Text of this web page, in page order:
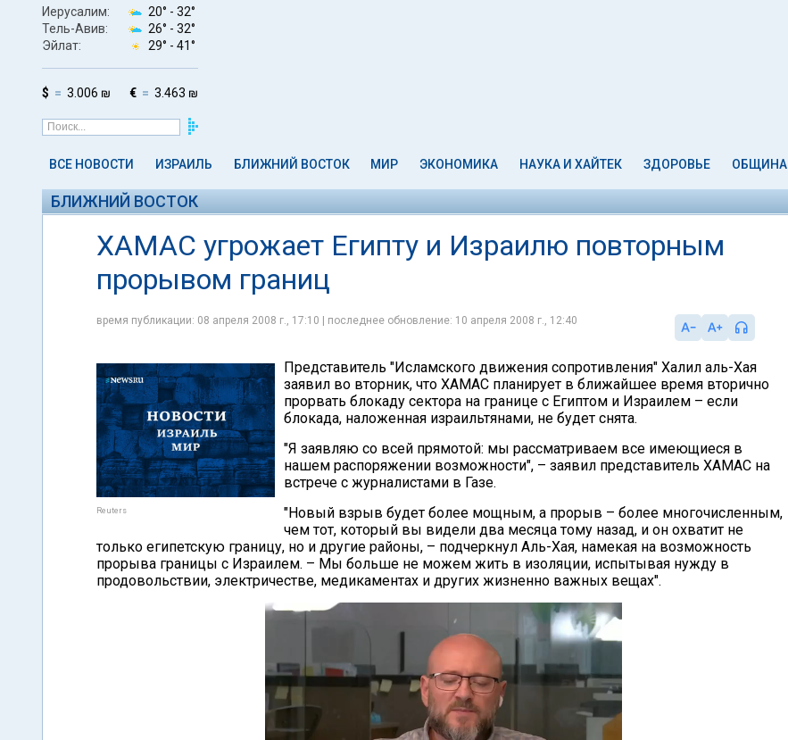
Иерусалим: 20° - 32°
Тель-Авив:
26° - 32°
Эйлат:
29° - 41°
$ 3.006 ₪ € 3.463 ₪
ВСЕ НОВОСТИ ИЗРАИЛЬ БЛИЖНИЙ ВОСТОК МИР ЭКОНОМИКА НАУКА И ХАЙТЕК ЗДОРОВЬЕ ОБЩИНА
БЛИЖНИЙ ВОСТОК
ХАМАС угрожает Египту и Израилю повторным
прорывом границ
время публикации: 08 апреля 2008 г., 17:10 | последнее обновление: 10 апреля 2008 г., 12:40
Reuters
Представитель "Исламского движения сопротивления" Халил аль-Хая
заявил во вторник, что ХАМАС планирует в ближайшее время вторично
прорвать блокаду сектора на границе с Египтом и Израилем – если
блокада, наложенная израильтянами, не будет снята.
"Я заявляю со всей прямотой: мы рассматриваем все имеющиеся в
нашем распоряжении возможности", – заявил представитель ХАМАС на
встрече с журналистами в Газе.
"Новый взрыв будет более мощным, а прорыв – более многочисленным,
чем тот, который вы видели два месяца тому назад, и он охватит не
только египетскую границу, но и другие районы, – подчеркнул Аль-Хая, намекая на возможность
прорыва границы с Израилем. – Мы больше не можем жить в изоляции, испытывая нужду в
продовольствии, электричестве, медикаментах и других жизненно важных вещах".